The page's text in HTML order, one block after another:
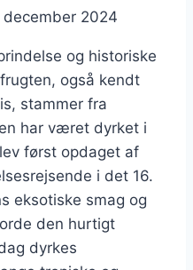
december 2024
og historiske
også kendt
stammer fra
har været dyrket i
først opdaget af
i det 16.
eksotiske smag og
den hurtigt
dyrkes